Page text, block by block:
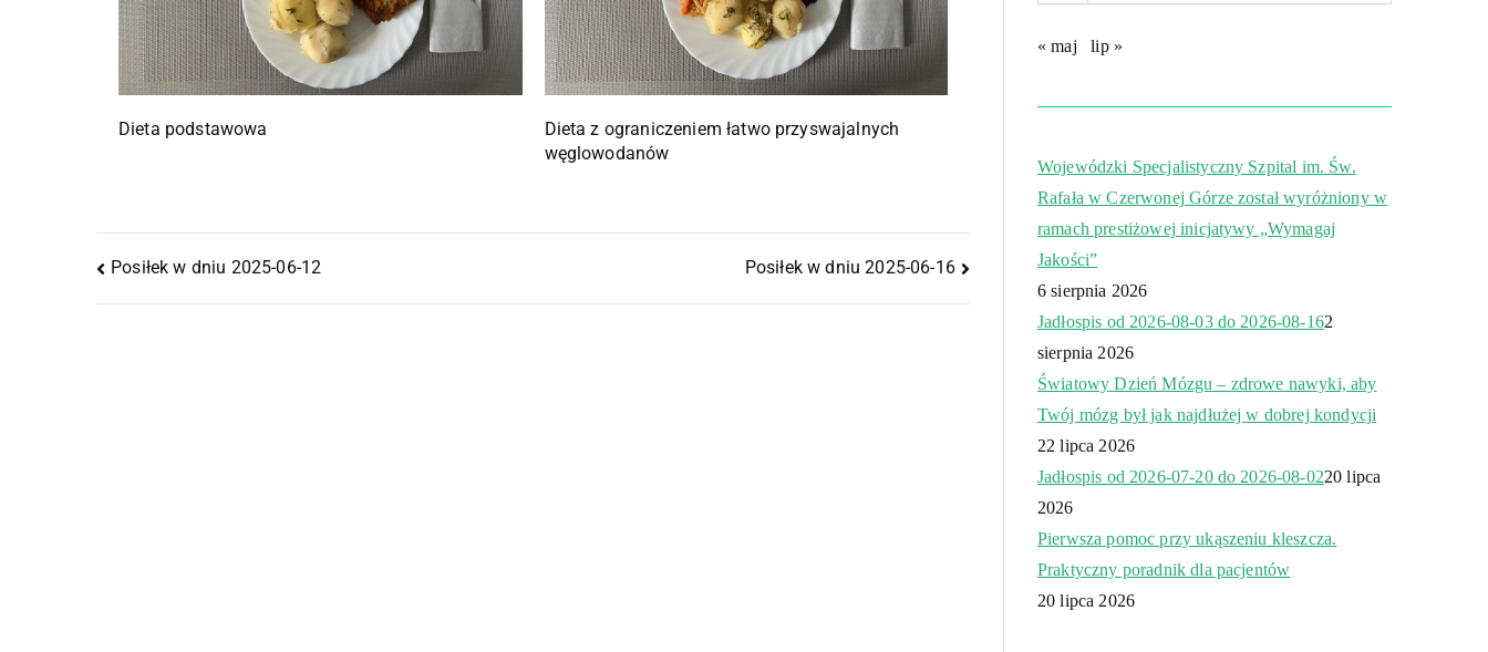
Dieta podstawowa
Dieta z ograniczeniem łatwo przyswajalnych
węglowodanów
Posiłek w dniu 2025-06-12 Posiłek w dniu 2025-06-16
« maj lip »
Wojewódzki Specjalistyczny Szpital im. Św.
Rafała w Czerwonej Górze został wyróżniony w
ramach prestiżowej inicjatywy „Wymagaj
Jakości”
6 sierpnia 2026
Jadłospis od 2026-08-03 do 2026-08-162
sierpnia 2026
Światowy Dzień Mózgu – zdrowe nawyki, aby
Twój mózg był jak najdłużej w dobrej kondycji
22 lipca 2026
Jadłospis od 2026-07-20 do 2026-08-0220 lipca
2026
Pierwsza pomoc przy ukąszeniu kleszcza.
Praktyczny poradnik dla pacjentów
20 lipca 2026